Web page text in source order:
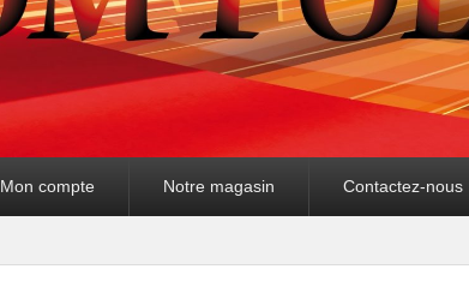
Mon compte Notre magasin Contactez-nous